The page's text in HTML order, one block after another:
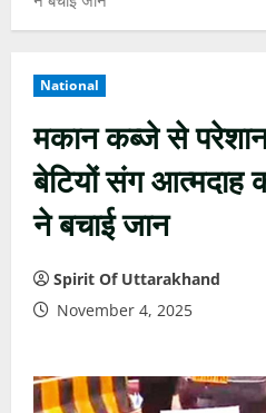
National
मकान कब्जे से परेशान
बेटियों संग आत्मदाह
ने बचाई जान
Spirit Of Uttarakhand
November 4, 2025